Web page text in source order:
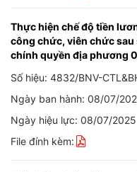
Thực hiện chế độ tiền
công chức, viên chức
chính quyền địa phương
Số hiệu: 4832/BNV-
Ngày ban hành: 08/07/
Ngày hiệu lực: 08/07/2025
File đính kèm: